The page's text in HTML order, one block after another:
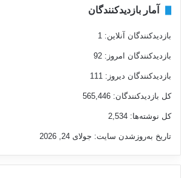
آمار بازدیدکنندگان
بازدیدکنندگان آنلاین: 1
بازدیدکنندگان امروز: 92
بازدیدکنندگان دیروز: 111
کل بازدیدکنند‌گان: 565,446
کل نوشته‌ها: 2,534
تاریخ به‌روزشدن سایت: جولای 24, 2026